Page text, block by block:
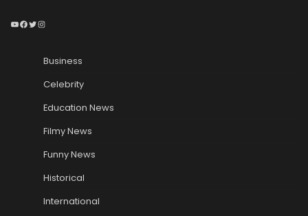
YouTube
Facebook
Twitter
Instagram
Business
Celebrity
Education News
Filmy News
Funny News
Historical
International